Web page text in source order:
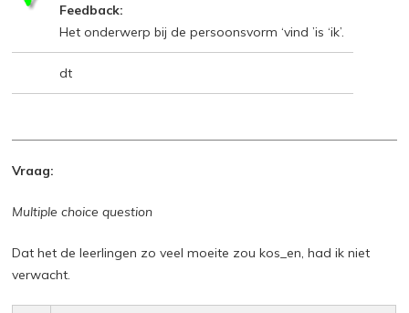
Feedback:
Het onderwerp bij de persoonsvorm ‘vind ’is ‘ik’.
dt
Vraag:
Multiple choice question
Dat het de leerlingen zo veel moeite zou kos_en, had ik niet
verwacht.